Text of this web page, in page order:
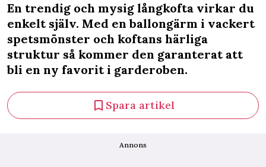
En trendig och mysig långkofta virkar du
enkelt själv. Med en ballongärm i vackert
spetsmönster och koftans härliga
struktur så kommer den garanterat att
bli en ny favorit i garderoben.
Spara artikel
Annons